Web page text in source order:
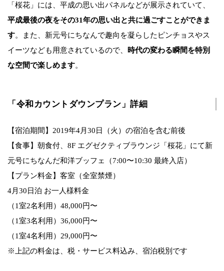
「桜花」には、平成の思い出パネルなどが展示されていて、
平成最後の夜をその31年の思い出と共に過ごすことができま
す。また、新元号にちなんで趣向を凝らしたピンチョスやス
イーツなども用意されているので、
時代の変わる瞬間を特別
な空間で楽しめます。
「令和カウントダウンプラン」詳細
【宿泊期間】2019年4月30日（火）の宿泊を含む前後
【食事】朝食付、8F エグゼクティブラウンジ「桜花」にて新
元号にちなんだ和洋ブッフェ（7:00〜10:30 最終入店）
【プラン料金】客室（全室禁煙）
4月30日泊 お一人様料金
（1室2名利用）48,000円〜
（1室3名利用）36,000円〜
（1室4名利用）29,000円〜
※上記の料金は、税・サービス料込み、宿泊税別です